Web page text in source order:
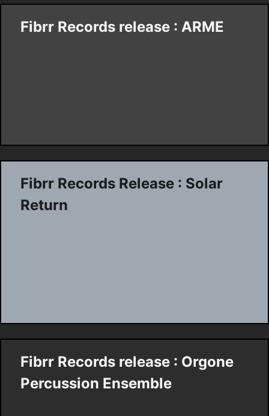
Fibrr Records release : ARME
Fibrr Records Release : Solar
Return
Fibrr Records release : Orgone
Percussion Ensemble